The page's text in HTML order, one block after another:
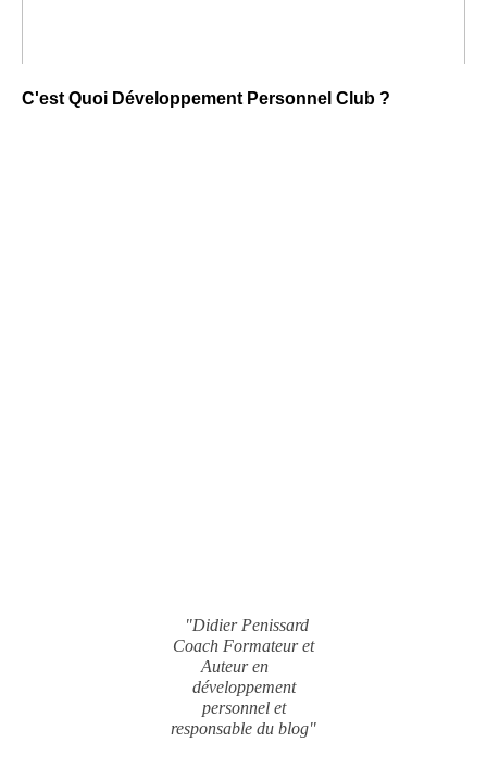
C'est Quoi Développement Personnel Club ?
"Didier Penissard
Coach Formateur et
Auteur en
développement
personnel et
responsable du blog"